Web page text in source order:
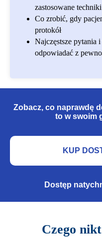
zastosowane techniki
Co zrobić, gdy
protokół
Najczęstsze pytania
odpowiadać z
Zobacz, co naprawdę
to w swoim
KUP
Dostęp
Czego